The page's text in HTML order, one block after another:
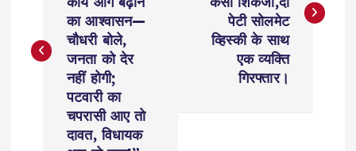
t
का आश्वासन—
चौधरी बोले,
जनता को देर
नहीं होगी;
पटवारी का
चपरासी आए तो
दावत, विधायक
पेटी सोलमेट
व्हिस्की के साथ
एक व्यक्ति
गिरफ्तार।